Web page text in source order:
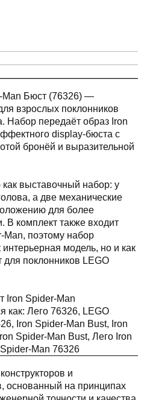
Man Бюст (76326) —
взрослых поклонников
Набор передаёт образ Iron
display-бюста с
бронёй и выразительной
выставочный набор: у
а две механические
для более
В комплект также входит
Man, поэтому набор
интерьерная модель, но и как
поклонников LEGO
Iron Spider-Man
как: Лего 76326, LEGO
Iron Spider-Man Bust, Iron
Spider-Man Bust, Лего Iron
Man 76326
и
основанный на принципах